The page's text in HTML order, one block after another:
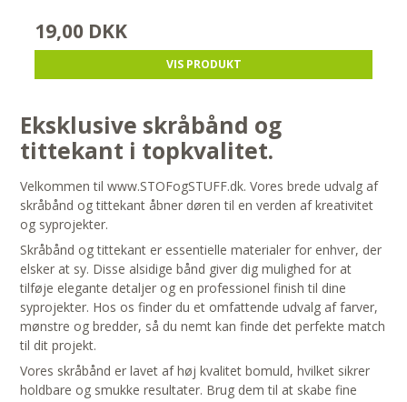
19,00 DKK
VIS PRODUKT
Eksklusive skråbånd og
tittekant i topkvalitet.
Velkommen til www.STOFogSTUFF.dk. Vores brede udvalg af
skråbånd og tittekant åbner døren til en verden af kreativitet
og syprojekter.
Skråbånd og tittekant er essentielle materialer for enhver, der
elsker at sy. Disse alsidige bånd giver dig mulighed for at
tilføje elegante detaljer og en professionel finish til dine
syprojekter. Hos os finder du et omfattende udvalg af farver,
mønstre og bredder, så du nemt kan finde det perfekte match
til dit projekt.
Vores skråbånd er lavet af høj kvalitet bomuld, hvilket sikrer
holdbare og smukke resultater. Brug dem til at skabe fine